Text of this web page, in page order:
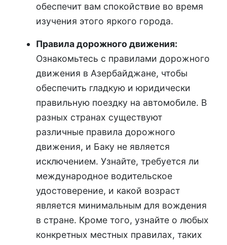
обеспечит вам спокойствие во время
изучения этого яркого города.
Правила дорожного движения:
Ознакомьтесь с правилами дорожного
движения в Азербайджане, чтобы
обеспечить гладкую и юридически
правильную поездку на автомобиле. В
разных странах существуют
различные правила дорожного
движения, и Баку не является
исключением. Узнайте, требуется ли
международное водительское
удостоверение, и какой возраст
является минимальным для вождения
в стране. Кроме того, узнайте о любых
конкретных местных правилах, таких